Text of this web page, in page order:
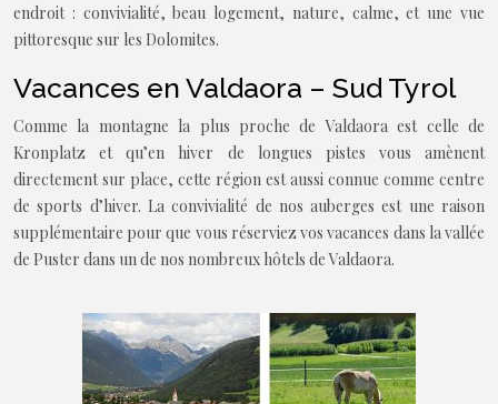
endroit : convivialité, beau logement, nature, calme, et une vue
pittoresque sur les Dolomites.
Vacances en Valdaora – Sud Tyrol
Comme la montagne la plus proche de Valdaora est celle de
Kronplatz et qu’en hiver de longues pistes vous amènent
directement sur place, cette région est aussi connue comme centre
de sports d’hiver. La convivialité de nos auberges est une raison
supplémentaire pour que vous réserviez vos vacances dans la vallée
de Puster dans un de nos nombreux hôtels de Valdaora.